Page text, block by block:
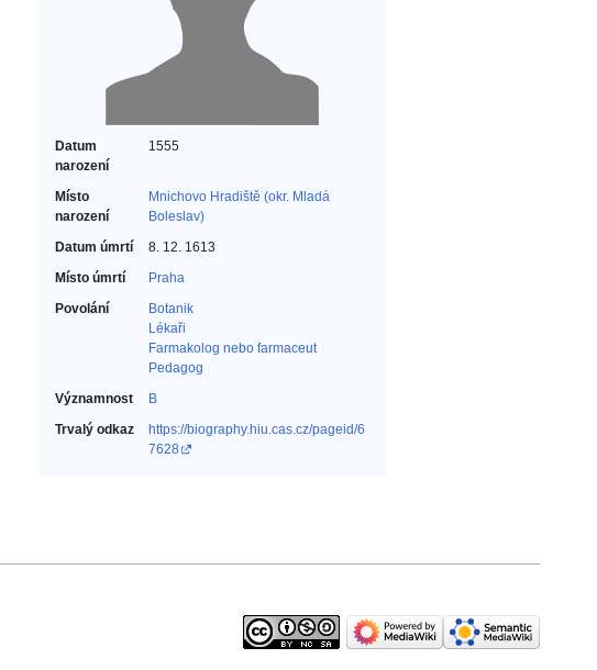
Datum
narození
1555
Místo
narození
Mnichovo Hradiště (okr. Mladá
Boleslav)
Datum úmrtí
8. 12. 1613
Místo úmrtí
Praha
Povolání
Botanik‎
Lékaři‎
Farmakolog nebo farmaceut‎
Pedagog‎
Významnost
B
Trvalý odkaz
https://biography.hiu.cas.cz/pageid/6
7628